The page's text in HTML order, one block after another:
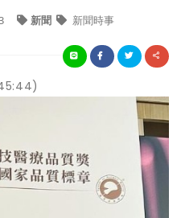
新聞 新聞時事